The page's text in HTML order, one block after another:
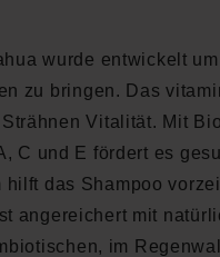
wurde entwickelt
zu bringen. Das
Vitalität. Mit
C und E fördert es
das Shampoo
angereichert mit
im